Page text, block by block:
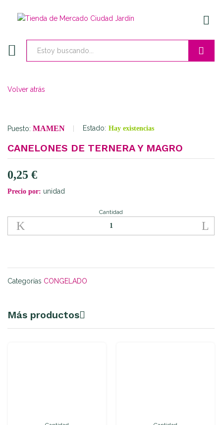
Volver atrás
Puesto: MAMEN Estado: Hay existencias
CANELONES DE TERNERA Y MAGRO
0,25 €
Precio por: unidad
Canelones
de
Ternera
quantity
Cantidad
Categorías CONGELADO
Más productos